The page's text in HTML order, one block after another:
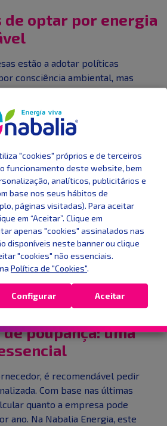
de optar por energia
estão a adotar políticas
consciência ambiental, mas
também valorizam práticas
um contrato de eletricidade com
é uma forma simples de
da PME sem grandes
verde para PMEs:
a sustentabilidade;
da marca;
requisitos ambientais em
competitiva em setores
a sua PME pode ter energia
pagar mais por isso.
poupança: uma
é recomendável pedir
Com base nas últimas
quanto a empresa pode
ano. Na Nabalia Energia, este
"cookies" próprios e de terceiros
funcionamento deste website, bem
analíticos, publicitários e
base nos seus hábitos de
páginas visitadas). Para aceitar
em “Aceitar”. Clique em
apenas "cookies" assinalados nas
disponíveis neste banner ou clique
"cookies" não essenciais.
Política de "Cookies".
Configurar Aceitar